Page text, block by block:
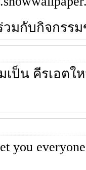
มกับกิจกรรม
เป็น คีรเอตใ
you